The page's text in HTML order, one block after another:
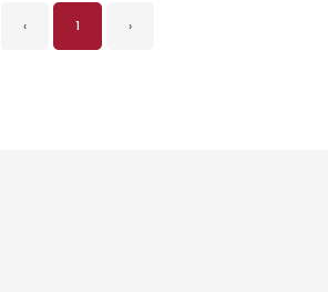
‹ 1 ›